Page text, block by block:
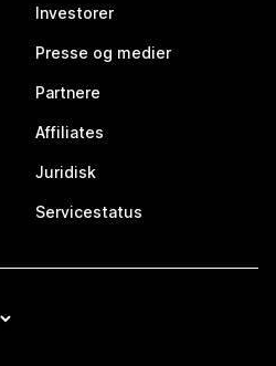
Investorer
Presse og medier
Partnere
Affiliates
Juridisk
Servicestatus